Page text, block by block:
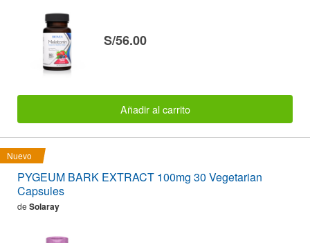
S/56.00
Añadir al carrito
Nuevo
PYGEUM BARK EXTRACT 100mg 30 Vegetarian
Capsules
de Solaray